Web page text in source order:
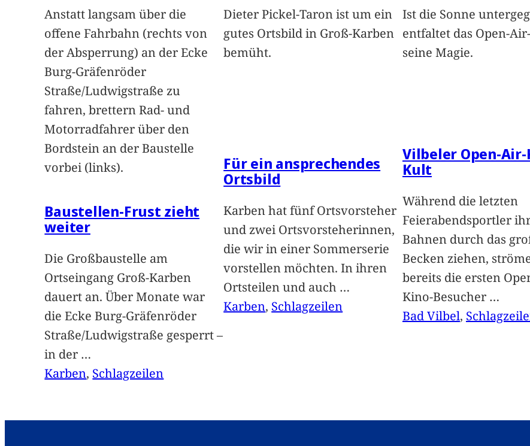
Anstatt langsam über die
offene Fahrbahn (rechts von
der Absperrung) an der Ecke
Burg-Gräfenröder
Straße/Ludwigstraße zu
fahren, brettern Rad- und
Motorradfahrer über den
Bordstein an der Baustelle
vorbei (links).
Baustellen-Frust zieht
weiter
Die Großbaustelle am
Ortseingang Groß-Karben
dauert an. Über Monate war
die Ecke Burg-Gräfenröder
Straße/Ludwigstraße gesperrt –
in der …
Karben, Schlagzeilen
Dieter Pickel-Taron ist um ein
gutes Ortsbild in Groß-Karben
bemüht.
Für ein ansprechendes
Ortsbild
Karben hat fünf Ortsvorsteher
und zwei Ortsvorsteherinnen,
die wir in einer Sommerserie
vorstellen möchten. In ihren
Ortsteilen und auch …
Karben, Schlagzeilen
Ist die Sonne
entfaltet das Open-
seine Magie.
Vilbeler Open-
Kult
Während die letzten
Feierabendsportler
Bahnen durch das
Becken ziehen,
bereits die ersten
Kino-Besucher …
Bad Vilbel,